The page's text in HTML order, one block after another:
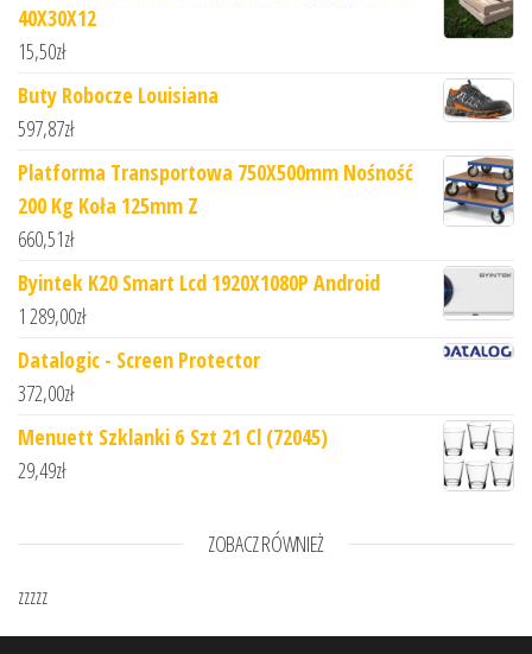
40X30X12
15,50zł
Buty Robocze Louisiana
597,87zł
Platforma Transportowa 750X500mm Nośność
200 Kg Koła 125mm Z
660,51zł
Byintek K20 Smart Lcd 1920X1080P Android
1 289,00zł
Datalogic - Screen Protector
372,00zł
Menuett Szklanki 6 Szt 21 Cl (72045)
29,49zł
ZOBACZ RÓWNIEŻ
zzzzz